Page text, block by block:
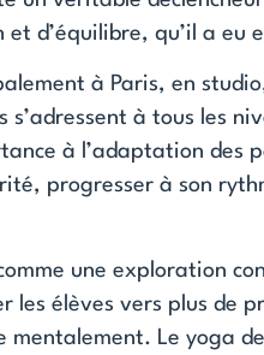
d’équilibre, qu’il a eu
à Paris, en
s’adressent à tous les
à l’adaptation des
progresser à son
une exploration
les élèves vers plus de
mentalement. Le yoga